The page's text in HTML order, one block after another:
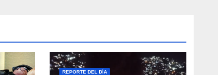
REPORTE DEL DÍA